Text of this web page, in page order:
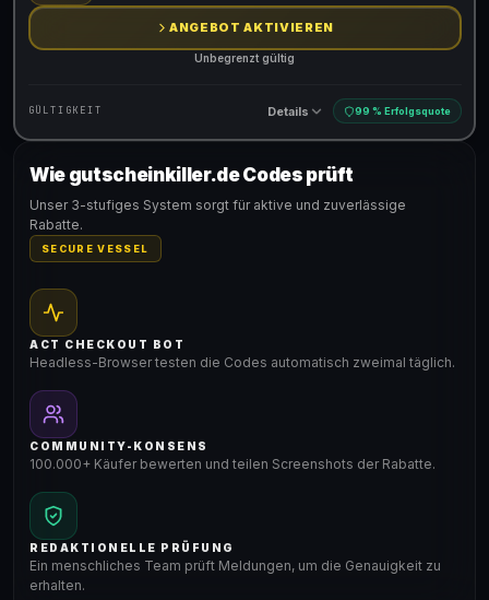
ANGEBOT AKTIVIEREN
Unbegrenzt gültig
GÜLTIGKEIT Details 99 % Erfolgsquote
Gültig für teilnehmende Produkte
Wie gutscheinkiller.de Codes prüft
Unser 3-stufiges System sorgt für aktive und zuverlässige
Rabatte.
SECURE VESSEL
ACT CHECKOUT BOT
Headless-Browser testen die Codes automatisch zweimal täglich.
COMMUNITY-KONSENS
100.000+ Käufer bewerten und teilen Screenshots der Rabatte.
REDAKTIONELLE PRÜFUNG
Ein menschliches Team prüft Meldungen, um die Genauigkeit zu
erhalten.